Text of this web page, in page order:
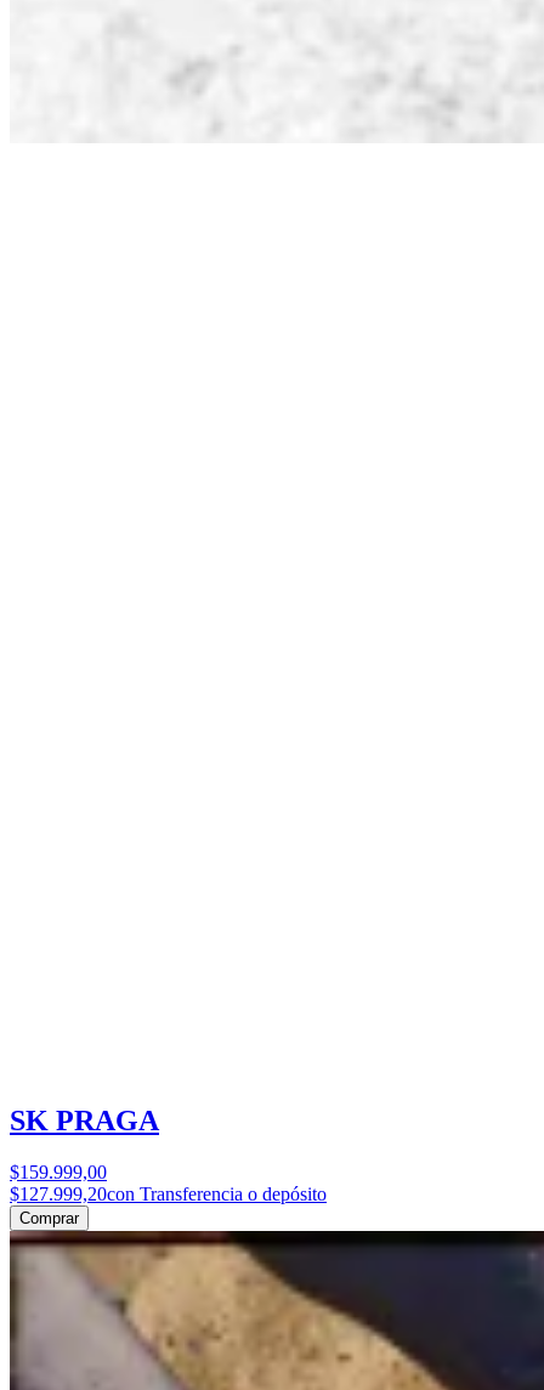
SK PRAGA
$159.999,00
$127.999,20con Transferencia o depósito
Comprar